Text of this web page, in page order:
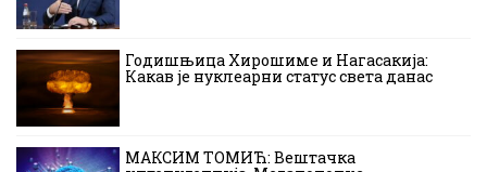
Годишњица Хирошиме и Нагасакија:
Какав је нуклеарни статус света данас
МАКСИМ ТОМИЋ: Вештачка